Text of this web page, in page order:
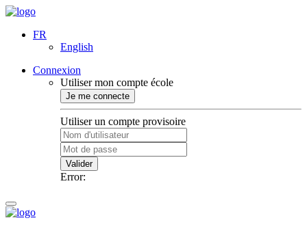
FR
English
Connexion
Utiliser mon compte école
Je me connecte
Utiliser un compte provisoire
Valider
Error: